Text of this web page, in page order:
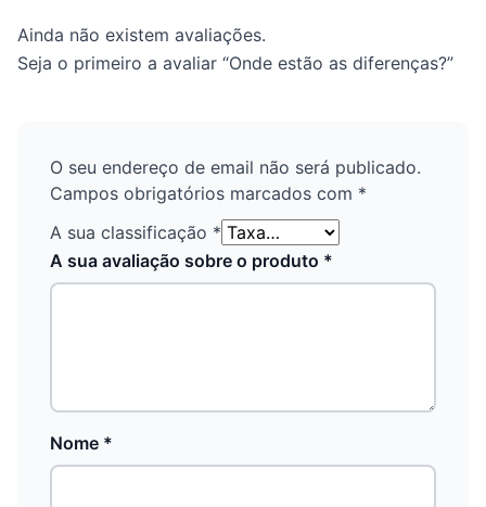
Ainda não existem avaliações.
Seja o primeiro a avaliar “Onde estão as diferenças?”
O seu endereço de email não será publicado.
Campos obrigatórios marcados com *
A sua classificação *
A sua avaliação sobre o produto *
Nome *